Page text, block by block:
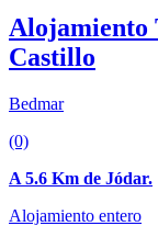
Alojamiento
Castillo
Bedmar
(0)
A 5.6 Km de Jódar.
Alojamiento entero